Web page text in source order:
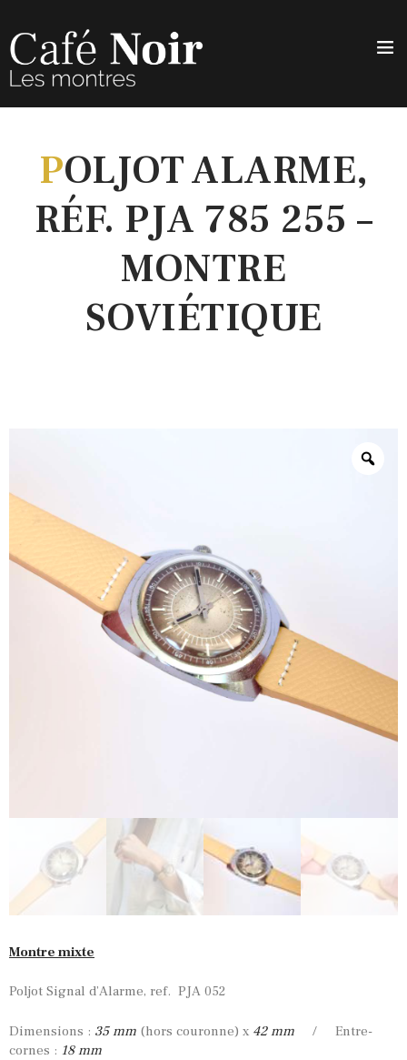
POLJOT ALARME,
RÉF. PJA 785 255 –
MONTRE
SOVIÉTIQUE
Montre mixte
Poljot Signal d’Alarme, ref. PJA 052
Dimensions : 35 mm (hors couronne) x 42 mm / Entre-
cornes : 18 mm